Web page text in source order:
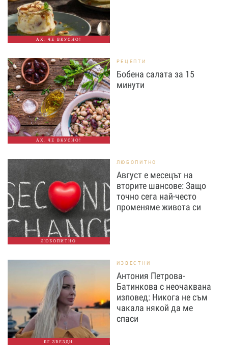
АХ, ЧЕ ВКУСНО!
АХ, ЧЕ ВКУСНО!
РЕЦЕПТИ
Бобена салата за 15
минути
ЛЮБОПИТНО
ЛЮБОПИТНО
Август е месецът на
вторите шансове: Защо
точно сега най-често
променяме живота си
БГ ЗВЕЗДИ
ИЗВЕСТНИ
Антония Петрова-
Батинкова с неочаквана
изповед: Никога не съм
чакала някой да ме
спаси